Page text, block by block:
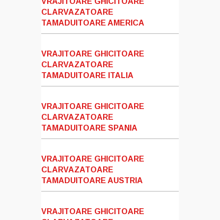
CLARVAZATOARE
TAMADUITOARE AMERICA
VRAJITOARE GHICITOARE
CLARVAZATOARE
TAMADUITOARE ITALIA
VRAJITOARE GHICITOARE
CLARVAZATOARE
TAMADUITOARE SPANIA
VRAJITOARE GHICITOARE
CLARVAZATOARE
TAMADUITOARE AUSTRIA
VRAJITOARE GHICITOARE